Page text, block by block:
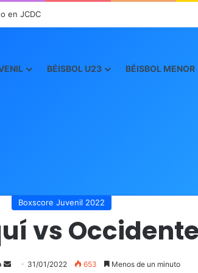
en JCDC
BÉISBOL U23 BÉISBOL MENOR
Boxscore Juvenil 2022
vs
31/01/2022 653 Menos de un minuto